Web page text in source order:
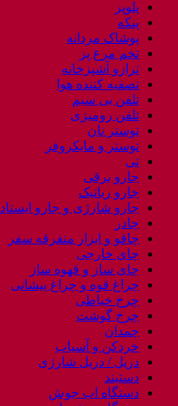
پلوپز
پنکه
پوشاک مردانه
تخم مرغ پز
ترازو آشپزخانه
تصفیه کننده هوا
تلفن بی سیم
تلفن رومیزی
توستر نان
توستر و مایکروفر
تی
جارو برقی
جارو رباتیک
جارو شارژی و جارو
چادر
چاقو و ابزار متفرقه سفر
چای خارجی
چای ساز و قهوه ساز
چراغ قوه و چراغ پیشانی
چرخ خیاطی
چرخ گوشت
چمدان
خردکن و آسیاب
دریل / دریل شارژی
دستبند
دستگاه اب جوش